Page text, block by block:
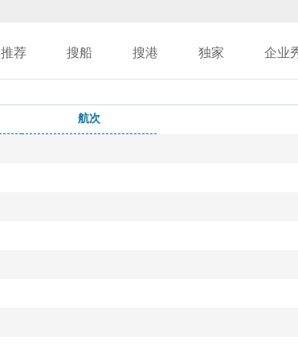
推荐 搜船 搜港 独家 企业
航次